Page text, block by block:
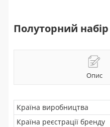
Полуторний
Опис
Країна виробництва
Країна реєстрації бренду